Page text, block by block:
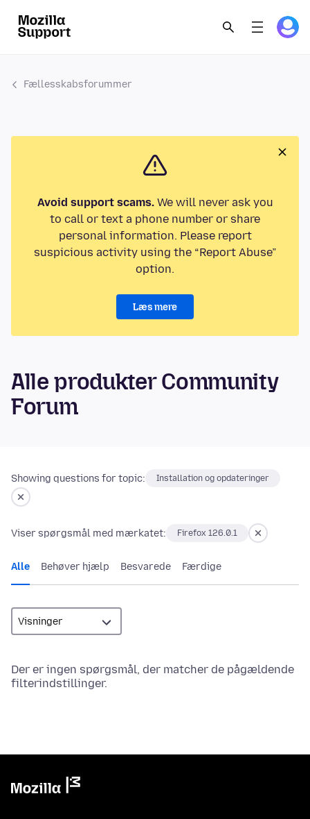
Fællesskabsforummer
Avoid support scams.We will never ask you
to call or text a phone number or share
personal information. Please report
suspicious activity using the “Report Abuse”
option.
Læs mere
Alle produkter Community
Forum
Showing questions for topic: Installation og opdateringer
Viser spørgsmål med mærkatet: Firefox 126.0.1
Alle Behøver hjælp Besvarede Færdige
Der er ingen spørgsmål, der matcher de pågældende
filterindstillinger.